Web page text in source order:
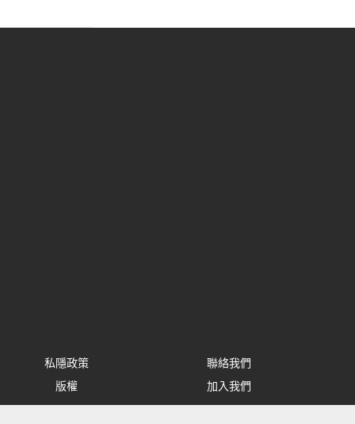
私隱政策
聯絡我們
版權
加入我們